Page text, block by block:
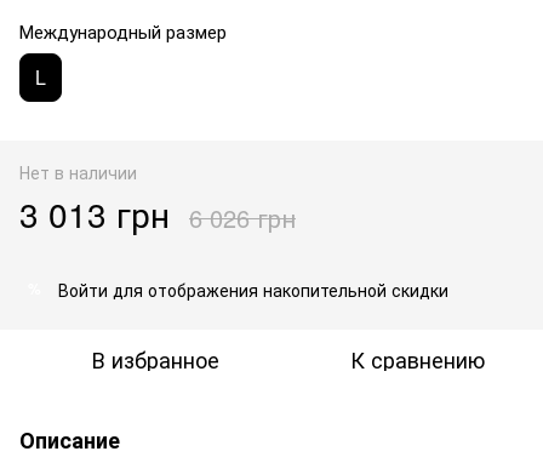
Международный размер
L
Нет в наличии
3 013 грн 6 026 грн
Войти для отображения накопительной скидки
В избранное К сравнению
Описание